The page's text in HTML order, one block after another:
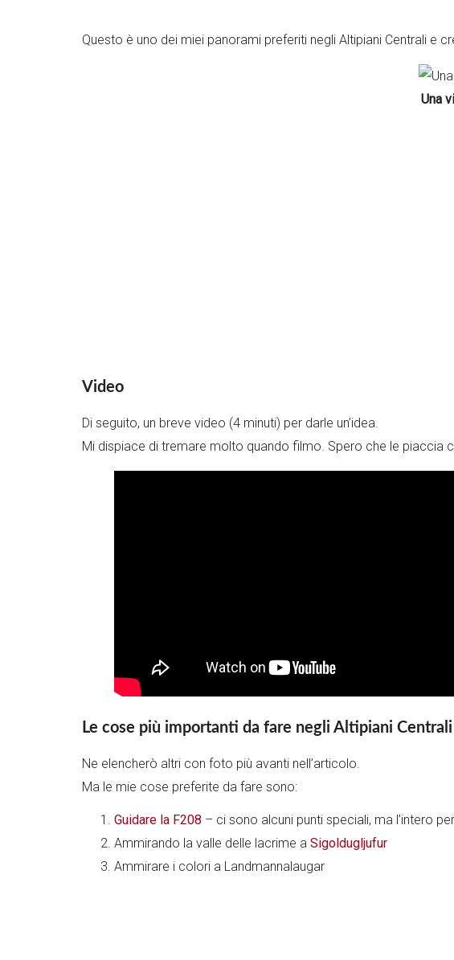
Questo è uno dei miei panorami preferiti negli Altipiani Centrali e
Una
Video
Di seguito, un breve video (4 minuti) per darle un’idea.
Mi dispiace di tremare molto quando filmo. Spero che le piaccia
Le cose più importanti da fare negli Altipiani Centrali
Ne elencherò altri con foto più avanti nell’articolo.
Ma le mie cose preferite da fare sono:
Guidare la F208 – ci sono alcuni punti speciali, ma l’intero
Ammirando la valle delle lacrime a Sigoldugljufur
Ammirare i colori a Landmannalaugar